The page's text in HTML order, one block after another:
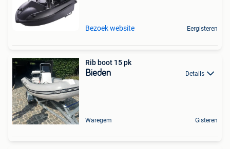
Bezoek website Eergisteren
Rib boot 15 pk
Bieden Details
Waregem Gisteren